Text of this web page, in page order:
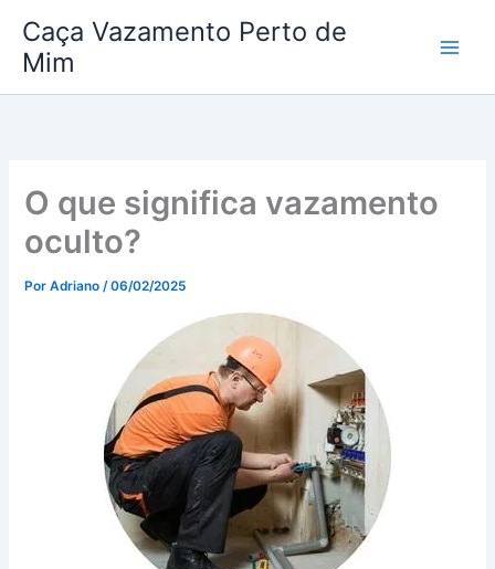
para
conteúdo
Caça Vazamento Perto de
Mim
O que significa vazamento
oculto?
PorAdriano/06/02/2025